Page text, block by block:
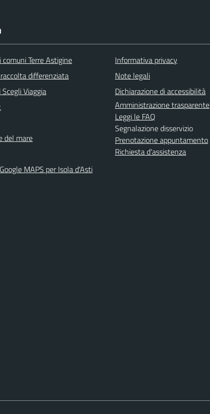
comuni Terre Astigine
differenziata
Viaggia
del mare
MAPS per Isola d'Asti
Informativa privacy
Note legali
Dichiarazione di accessibilità
Amministrazione trasparente
Leggi le FAQ
Segnalazione disservizio
Prenotazione appuntamento
Richiesta d'assistenza